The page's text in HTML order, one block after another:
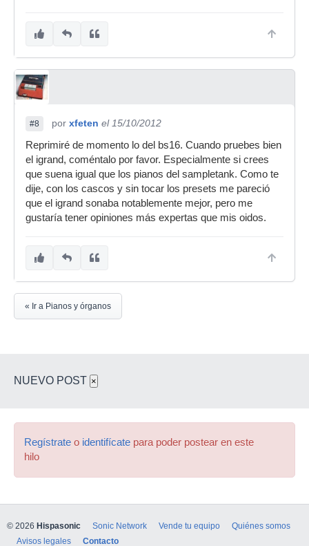
#8 por xfeten el 15/10/2012
Reprimiré de momento lo del bs16. Cuando pruebes bien
el igrand, coméntalo por favor. Especialmente si crees
que suena igual que los pianos del sampletank. Como te
dije, con los cascos y sin tocar los presets me pareció
que el igrand sonaba notablemente mejor, pero me
gustaría tener opiniones más expertas que mis oidos.
« Ir a Pianos y órganos
NUEVO POST ×
Regístrate o identifícate para poder postear en este
hilo
© 2026 Hispasonic Sonic Network Vende tu equipo
Quiénes somos
Avisos legales
Contacto